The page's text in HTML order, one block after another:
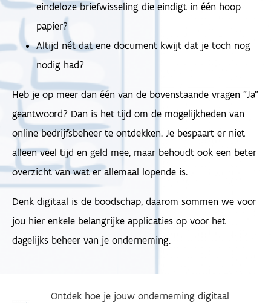
eindeloze briefwisseling die eindigt in één hoop
papier?
Altijd nét dat ene document kwijt dat je toch nog
nodig had?
Heb je op meer dan één van de bovenstaande vragen "Ja"
geantwoord? Dan is het tijd om de mogelijkheden van
online bedrijfsbeheer te ontdekken. Je bespaart er niet
alleen veel tijd en geld mee, maar behoudt ook een beter
overzicht van wat er allemaal lopende is.
Denk digitaal is de boodschap, daarom sommen we voor
jou hier enkele belangrijke applicaties op voor het
dagelijks beheer van je onderneming.
Ontdek hoe je jouw onderneming digitaal